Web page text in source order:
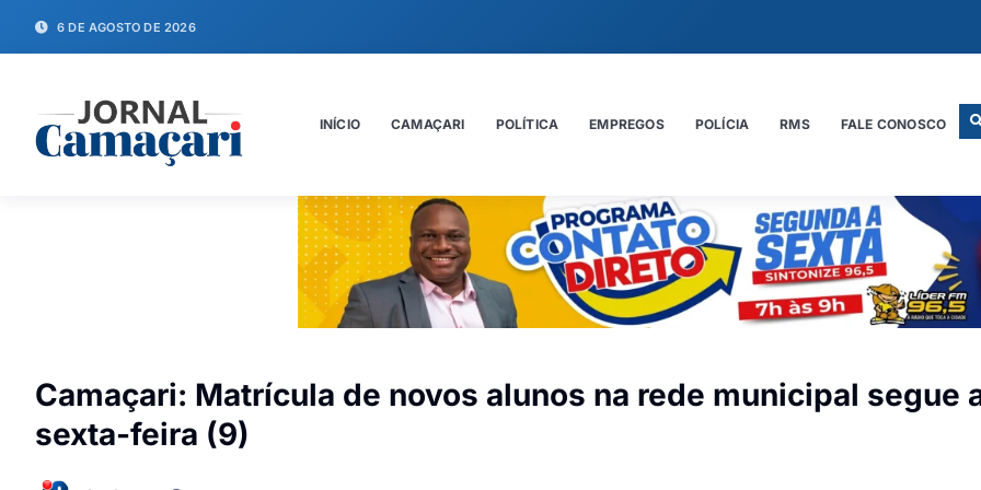
6 DE AGOSTO DE 2026
INÍCIO CAMAÇARI POLÍTICA EMPREGOS POLÍCIA RMS FALE CONOSCO
Camaçari: Matrícula de novos alunos na rede municipal segue
sexta-feira (9)